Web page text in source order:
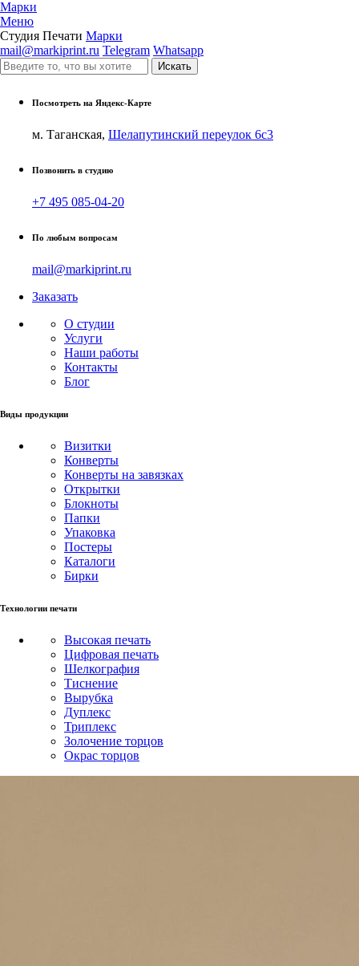
Марки
Меню
Студия Печати Марки
mail@markiprint.ru Telegram Whatsapp
Посмотреть на Яндекс-Карте
м. Таганская, Шелапутинский переулок 6с3
Позвонить в студию
+7 495 085-04-20
По любым вопросам
mail@markiprint.ru
Заказать
О студии
Услуги
Наши работы
Контакты
Блог
Виды продукции
Визитки
Конверты
Конверты на завязках
Открытки
Блокноты
Папки
Упаковка
Постеры
Каталоги
Бирки
Технологии печати
Высокая печать
Цифровая печать
Шелкография
Тиснение
Вырубка
Дуплекс
Триплекс
Золочение торцов
Окрас торцов